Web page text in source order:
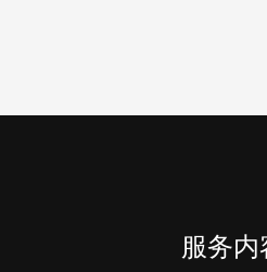
服务内